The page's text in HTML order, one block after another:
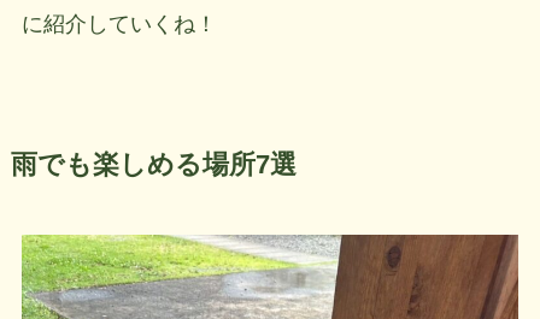
に紹介していくね！
雨でも楽しめる場所7選